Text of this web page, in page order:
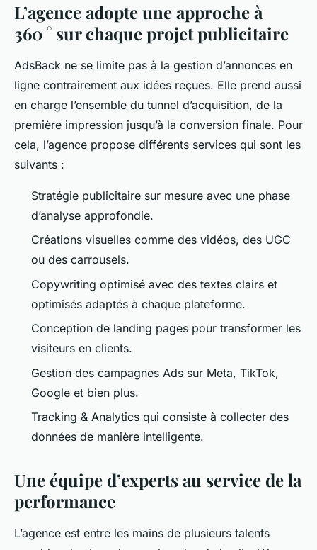
L’agence adopte une approche à
360 ° sur chaque projet publicitaire
AdsBack ne se limite pas à la gestion d’annonces en
ligne contrairement aux idées reçues. Elle prend aussi
en charge l’ensemble du tunnel d’acquisition, de la
première impression jusqu’à la conversion finale. Pour
cela, l’agence propose différents services qui sont les
suivants :
Stratégie publicitaire sur mesure avec une phase
d’analyse approfondie.
Créations visuelles comme des vidéos, des UGC
ou des carrousels.
Copywriting optimisé avec des textes clairs et
optimisés adaptés à chaque plateforme.
Conception de landing pages pour transformer les
visiteurs en clients.
Gestion des campagnes Ads sur Meta, TikTok,
Google et bien plus.
Tracking & Analytics qui consiste à collecter des
données de manière intelligente.
Une équipe d’experts au service de la
performance
L’agence est entre les mains de plusieurs talents